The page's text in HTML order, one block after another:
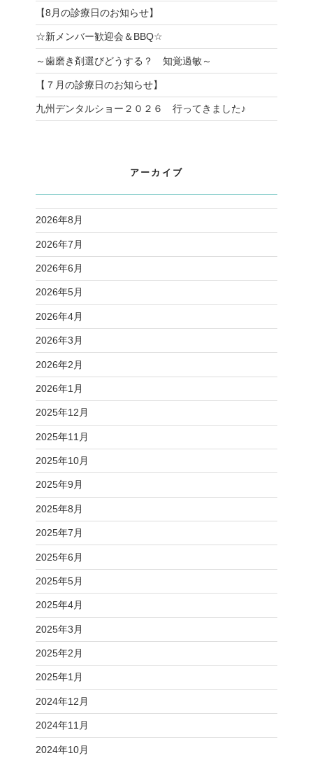
【8月の診療日のお知らせ】
☆新メンバー歓迎会＆BBQ☆
～歯磨き剤選びどうする？ 知覚過敏～
【７月の診療日のお知らせ】
九州デンタルショー２０２６ 行ってきました♪
アーカイブ
2026年8月
2026年7月
2026年6月
2026年5月
2026年4月
2026年3月
2026年2月
2026年1月
2025年12月
2025年11月
2025年10月
2025年9月
2025年8月
2025年7月
2025年6月
2025年5月
2025年4月
2025年3月
2025年2月
2025年1月
2024年12月
2024年11月
2024年10月